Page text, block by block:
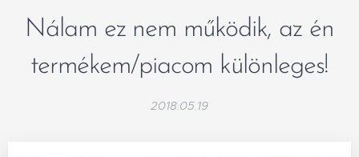
Nálam ez nem működik, az én
termékem/piacom különleges!
2018.05.19